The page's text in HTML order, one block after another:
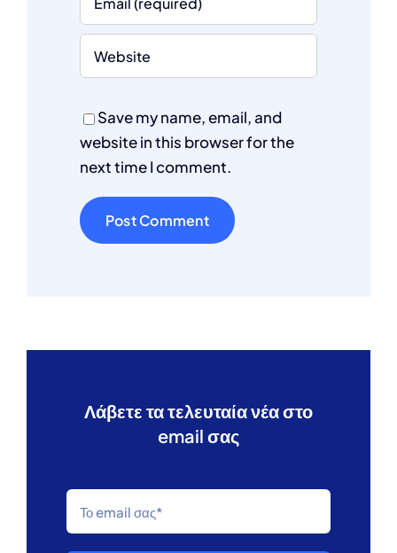
Save my name, email, and
website in this browser for the
next time I comment.
Λάβετε τα τελευταία νέα στο
email σας